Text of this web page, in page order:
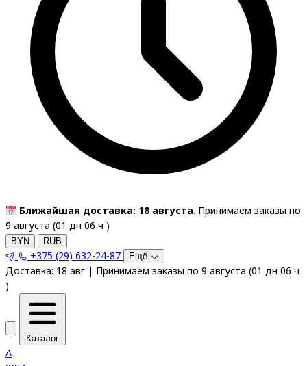
Ближайшая доставка: 18 августа. Принимаем заказы по
9 августа (01 дн 06 ч )
BYN RUB
+375 (29) 632-24-87 Ещё
Доставка: 18 авг | Принимаем заказы по 9 августа (01 дн 06 ч
)
Каталог
A